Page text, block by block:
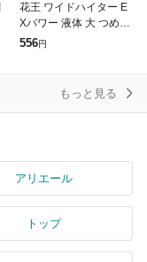
花王 ワイドハイター E
Xパワー 液体 大 つめか
え用 820ml
556円
もっと見る
アリエール
トップ